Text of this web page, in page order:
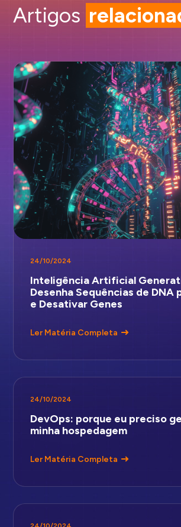
Artigos
24/10/2024
Inteligência Artificial
Desenha Sequências de DNA
e Desativar Genes
Ler Matéria Completa
24/10/2024
DevOps: porque eu preciso
minha hospedagem
Ler Matéria Completa